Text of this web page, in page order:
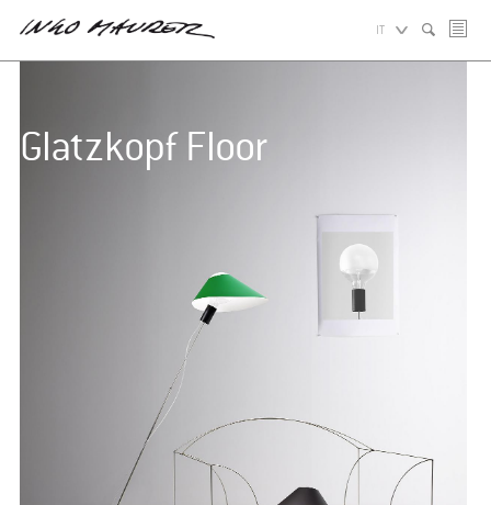
IT
Glatzkopf Floor